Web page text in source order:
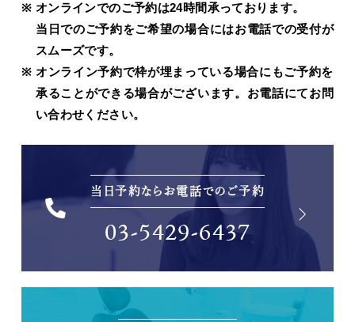
オンラインでのご予約は24時間承っております。
当日でのご予約をご希望の場合にはお電話での受付が
スムーズです。
オンライン予約で枠が埋まっている場合にもご予約を
承ることができる場合がございます。お電話にてお問
い合わせください。
当日予約ならお電話でのご予約
03-5429-6437